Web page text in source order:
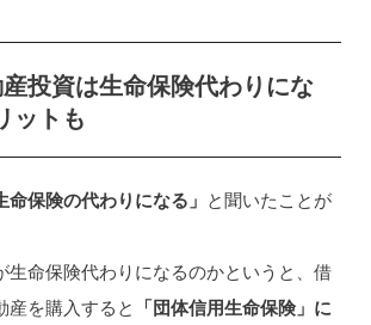
投資は生命保険代わりにな
ットも
命保険の代わりになる」 と聞いたことが
生命保険代わりになるのかというと、借
産を購入すると 「団体信用生命保険」に